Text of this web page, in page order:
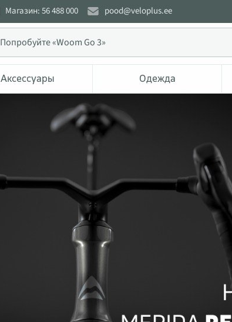
Магазин: 56 488 000 pood@veloplus.ee
Аксессуары Одежда